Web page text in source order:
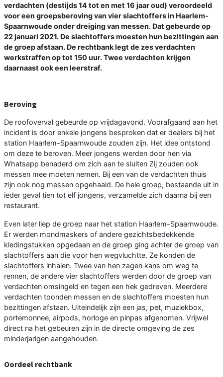
verdachten (destijds 14 tot en met 16 jaar oud) veroordeeld
voor een groepsberoving van vier slachtoffers in Haarlem-
Spaarnwoude onder dreiging van messen. Dat gebeurde op
22 januari 2021. De slachtoffers moesten hun bezittingen aan
de groep afstaan. De rechtbank legt de zes verdachten
werkstraffen op tot 150 uur. Twee verdachten krijgen
daarnaast ook een leerstraf.
Beroving
De roofoverval gebeurde op vrijdagavond. Voorafgaand aan het
incident is door enkele jongens besproken dat er dealers bij het
station Haarlem-Spaarnwoude zouden zijn. Het idee ontstond
om deze te beroven. Meer jongens werden door hen via
Whatsapp benaderd om zich aan te sluiten Zij zouden ook
messen mee moeten nemen. Bij een van de verdachten thuis
zijn ook nog messen opgehaald. De hele groep, bestaande uit in
ieder geval tien tot elf jongens, verzamelde zich daarna bij een
restaurant.
Even later liep de groep naar het station Haarlem-Spaarnwoude.
Er werden mondmaskers of andere gezichtsbedekkende
kledingstukken opgedaan en de groep ging achter de groep van
slachtoffers aan die voor hen wegvluchtte. Ze konden de
slachtoffers inhalen. Twee van hen zagen kans om weg te
rennen, de andere vier slachtoffers werden door de groep van
verdachten omsingeld en tegen een hek gedreven. Meerdere
verdachten toonden messen en de slachtoffers moesten hun
bezittingen afstaan. Uiteindelijk zijn een jas, pet, muziekbox,
portemonnee, airpods, horloge en pinpas afgenomen. Vrijwel
direct na het gebeuren zijn in de directe omgeving de zes
minderjarigen aangehouden.
Oordeel rechtbank